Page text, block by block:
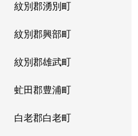
紋別郡湧別町
紋別郡興部町
紋別郡雄武町
虻田郡豊浦町
白老郡白老町